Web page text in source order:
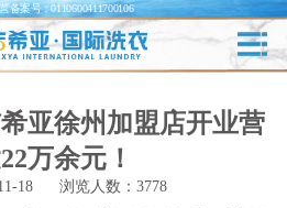
备案号：0110600411700106
亚徐州加盟店开业营
万余元！
18
浏览人数：3778